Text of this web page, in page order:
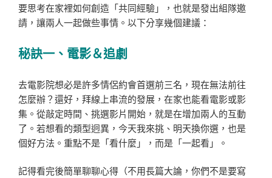
要思考在家裡如何創造「共同經驗」，也就是發出組隊邀
請，讓兩人一起做些事情。以下分享幾個建議：
秘訣一、電影＆追劇
去電影院想必是許多情侶約會首選前三名，現在無法前往
怎麼辦？還好，拜線上串流的發展，在家也能看電影或影
集。從敲定時間、挑選影片開始，就是在增加兩人的互動
了。若想看的類型迥異，今天我來挑、明天換你選，也是
個好方法。重點不是「看什麼」，而是「一起看」。
記得看完後簡單聊聊心得（不用長篇大論，你們不是要寫